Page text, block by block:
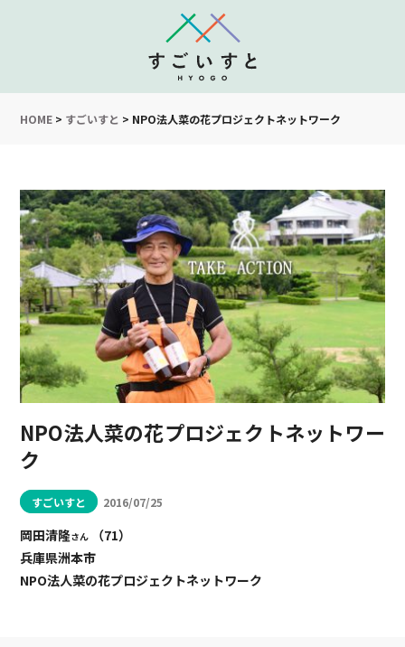
HOME > すごいすと > NPO法人菜の花プロジェクトネットワーク
NPO法人菜の花プロジェクトネットワー
ク
すごいすと 2016/07/25
岡田清隆さん
（71）
兵庫県洲本市
NPO法人菜の花プロジェクトネットワーク